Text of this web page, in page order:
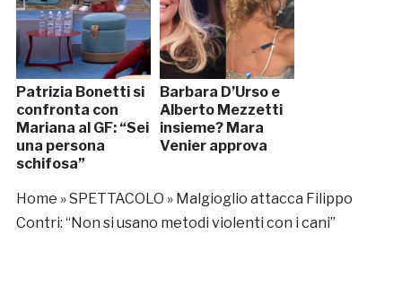
Patrizia Bonetti si
confronta con
Mariana al GF: “Sei
una persona
schifosa”
Barbara D’Urso e
Alberto Mezzetti
insieme? Mara
Venier approva
Home »SPETTACOLO » Malgioglio attacca Filippo
Contri: “Non si usano metodi violenti con i cani”